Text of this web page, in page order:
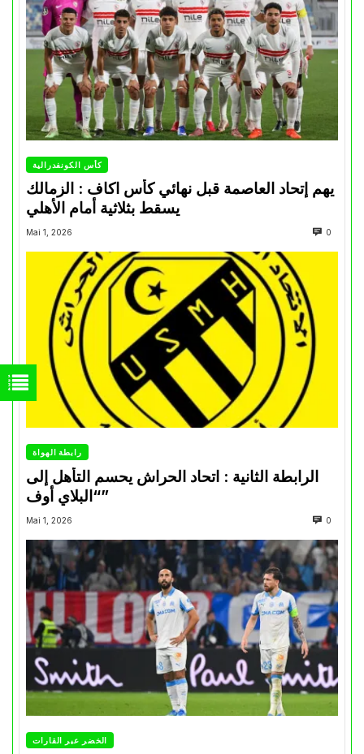
كأس الكونفدرالية
يهم إتحاد العاصمة قبل نهائي كأس اكاف : الزمالك
Mai 1, 2026 0
رابطة الهواة
الرابطة الثانية : اتحاد الحراش يحسم التأهل إلى
“البلاي أوف”
Mai 1, 2026 0
الخضر عبر القارات